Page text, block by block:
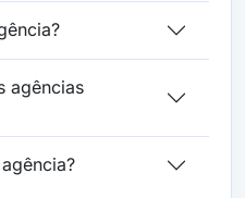
agências